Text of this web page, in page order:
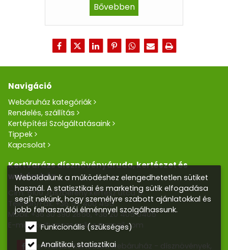
Bővebben
Navigáció
Webáruház kategóriák
Rendelés, szállítás
Kertépítési Szolgáltatásaink
Tippek
Kapcsolat
KertVarázs dísznövényáruda, kertészet és
webáruház
Cím: 5100 Jászberény Kertész utca 5.
Telefon/Fax: +36 57 400 455
Mobil:+36 30 390 2856,+36 20 405 0405
E-mail:kertvarazs.online@gmail.com
Kertvarázs Kertészeti webáruház - dísznövények,
Weboldalunk a működéshez elengedhetetlen sütiket
használ. A statisztikai és marketing sütik elfogadása
segít nekünk, hogy személyre szabott ajánlatokkal és
jobb felhasználói élménnyel szolgálhassunk.
Funkcionális (szükséges)
Analitikai, statisztikai